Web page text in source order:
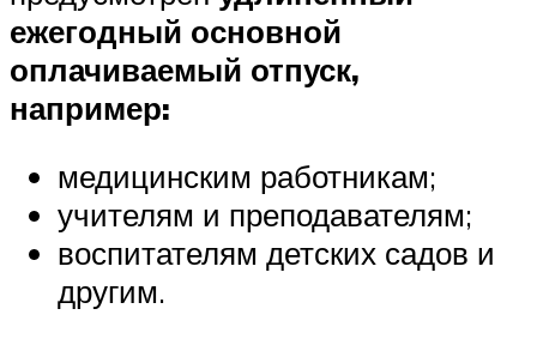
ежегодный основной
оплачиваемый отпуск,
например:
медицинским работникам;
учителям и преподавателям;
воспитателям детских садов и
другим.